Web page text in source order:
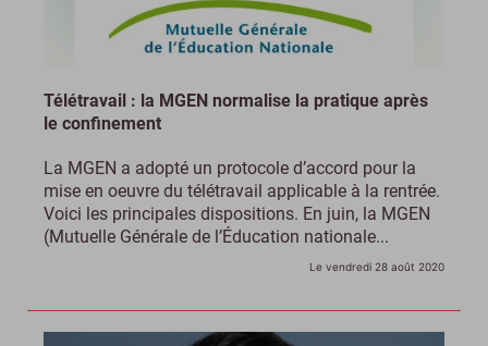
Télétravail : la MGEN normalise la pratique après
le confinement
La MGEN a adopté un protocole d’accord pour la
mise en oeuvre du télétravail applicable à la rentrée.
Voici les principales dispositions. En juin, la MGEN
(Mutuelle Générale de l’Éducation nationale...
Le vendredi 28 août 2020